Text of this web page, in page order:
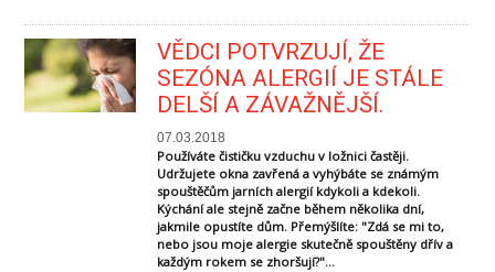
VĚDCI POTVRZUJÍ, ŽE
SEZÓNA ALERGIÍ JE STÁLE
DELŠÍ A ZÁVAŽNĚJŠÍ.
07.03.2018
Používáte čističku vzduchu v ložnici častěji.
Udržujete okna zavřená a vyhýbáte se známým
spouštěčům jarních alergií kdykoli a kdekoli.
Kýchání ale stejně začne během několika dní,
jakmile opustíte dům. Přemýšlíte: "Zdá se mi to,
nebo jsou moje alergie skutečně spouštěny dřív a
každým rokem se zhoršují?"...